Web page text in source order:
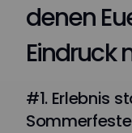
denen
Eindruck
#1. Erlebnis